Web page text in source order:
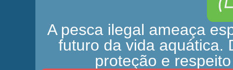
A pesca ilegal ameaça
futuro da vida aquática.
proteção e